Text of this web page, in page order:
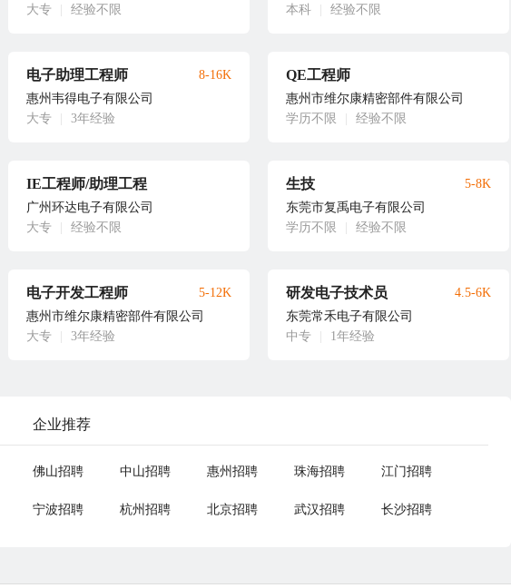
大专
经验不限
本科
经验不限
电子助理工程师
惠州韦得电子有限公司
大专
3年经验
8-16K QE工程师
惠州市维尔康精密部件有限公司
学历不限
经验不限
IE工程师/助理工程
广州环达电子有限公司
大专
经验不限
生技
东莞市复禹电子有限公司
学历不限
经验不限
5-8K
电子开发工程师
惠州市维尔康精密部件有限公司
大专
3年经验
5-12K 研发电子技术员
东莞常禾电子有限公司
中专
1年经验
4.5-6K
企业推荐
佛山招聘 中山招聘 惠州招聘 珠海招聘 江门招聘
宁波招聘 杭州招聘 北京招聘 武汉招聘 长沙招聘